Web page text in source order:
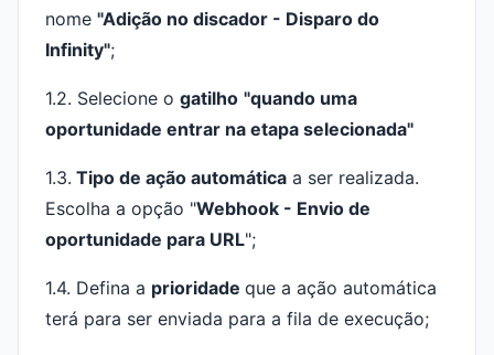
nome "Adição no discador - Disparo do
Infinity";
1.2. Selecione o gatilho "quando uma
oportunidade entrar na etapa selecionada"
1.3. Tipo de ação automática a ser realizada.
Escolha a opção "Webhook - Envio de
oportunidade para URL";
1.4. Defina a prioridade que a ação automática
terá para ser enviada para a fila de execução;